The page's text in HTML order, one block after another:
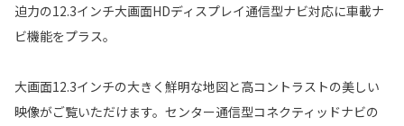
迫力の12.3インチ大画面HDディスプレイ通信型ナビ対応に車載ナ
ビ機能をプラス。
大画面12.3インチの大きく鮮明な地図と高コントラストの美しい
映像がご覧いただけます。センター通信型コネクティッドナビの